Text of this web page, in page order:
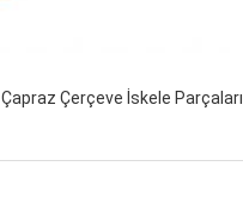
Çapraz Çerçeve İskele Parçaları